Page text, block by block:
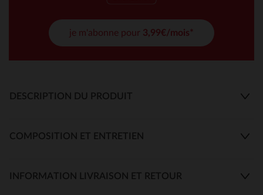
je m'abonne pour 3,99€/mois*
DESCRIPTION DU PRODUIT
COMPOSITION ET ENTRETIEN
INFORMATION LIVRAISON ET RETOUR